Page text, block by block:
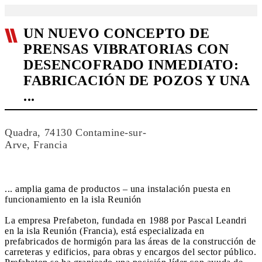
UN NUEVO CONCEPTO DE
PRENSAS VIBRATORIAS CON
DESENCOFRADO INMEDIATO:
FABRICACIÓN DE POZOS Y UNA
...
Quadra, 74130 Contamine-sur-
Arve, Francia
... amplia gama de productos – una instalación puesta en
funcionamiento en la isla Reunión
La empresa Prefabeton, fundada en 1988 por Pascal Leandri
en la isla Reunión (Francia), está especializada en
prefabricados de hormigón para las áreas de la construcción de
carreteras y edificios, para obras y encargos del sector público.